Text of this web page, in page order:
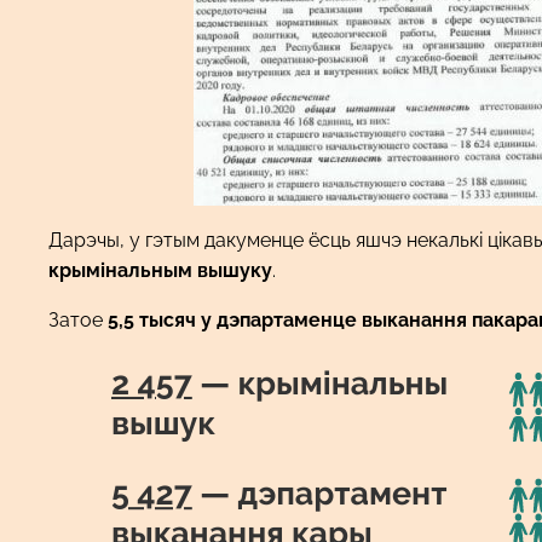
Дарэчы, у гэтым дакуменце ёсць яшчэ некалькі
крымінальным вышуку.
Затое 5,5 тысяч у дэпартаменце выканання